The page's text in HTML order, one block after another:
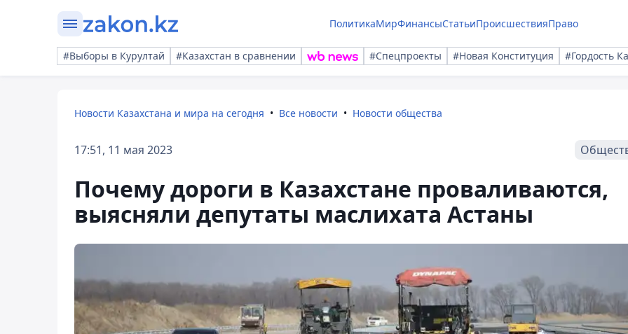
ПолитикаМирФинансыСтатьиПроисшествияПраво
#Выборы в Курултай #Казахстан в сравнении #Спецпроекты #Новая Конституция #Гордость
Новости Казахстана и мира на сегодня Все новости Новости общества
17:51, 11 мая 2023
Почему дороги в Казахстане проваливаются,
выясняли депутаты маслихата Астаны